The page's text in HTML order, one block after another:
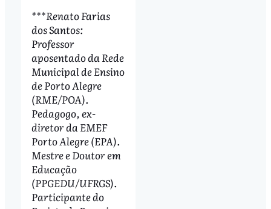
***Renato Farias
dos Santos:
Professor
aposentado da Rede
Municipal de Ensino
de Porto Alegre
(RME/POA).
Pedagogo, ex-
diretor da EMEF
Porto Alegre (EPA).
Mestre e Doutor em
Educação
(PPGEDU/UFRGS).
Participante do